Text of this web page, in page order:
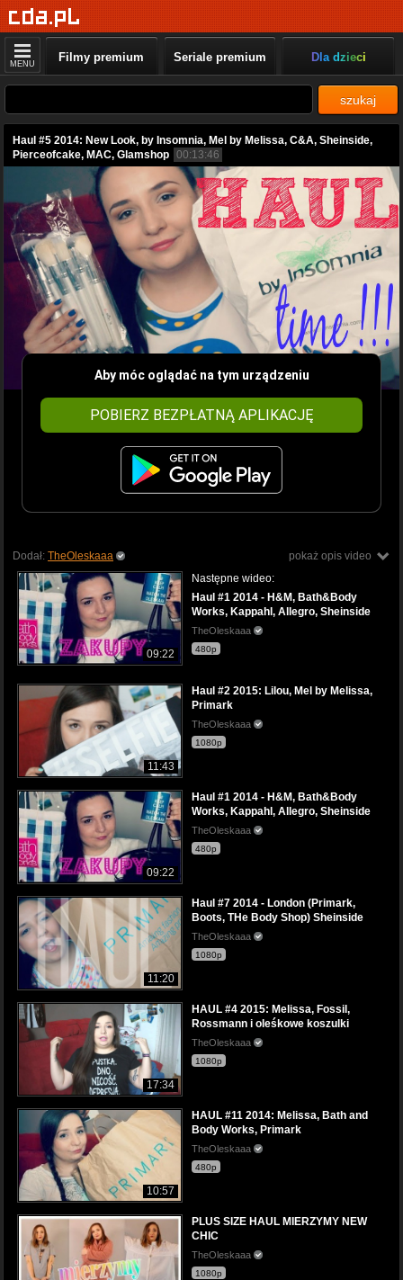
MENU Filmy premium Seriale premium Dla dzieci
szukaj
Haul #5 2014: New Look, by Insomnia, Mel by Melissa, C&A, Sheinside,
Pierceofcake, MAC, Glamshop 00:13:46
Aby móc oglądać na tym urządzeniu
POBIERZ BEZPŁATNĄ APLIKACJĘ
pokaż opis video
Dodał: TheOleskaaa
09:22
Następne wideo:
Haul #1 2014 - H&M, Bath&Body
Works, Kappahl, Allegro, Sheinside
TheOleskaaa
480p
11:43
Haul #2 2015: Lilou, Mel by Melissa,
Primark
TheOleskaaa
1080p
09:22
Haul #1 2014 - H&M, Bath&Body
Works, Kappahl, Allegro, Sheinside
TheOleskaaa
480p
11:20
Haul #7 2014 - London (Primark,
Boots, THe Body Shop) Sheinside
TheOleskaaa
1080p
17:34
HAUL #4 2015: Melissa, Fossil,
Rossmann i oleśkowe koszulki
TheOleskaaa
1080p
10:57
HAUL #11 2014: Melissa, Bath and
Body Works, Primark
TheOleskaaa
480p
PLUS SIZE HAUL MIERZYMY NEW
CHIC
TheOleskaaa
1080p